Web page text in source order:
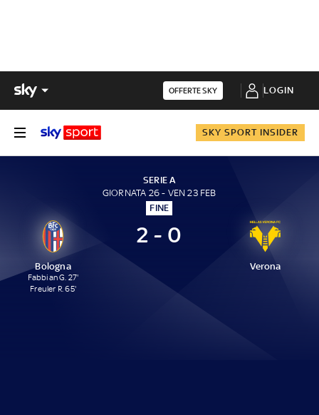
OFFERTE SKY LOGIN
SKY SPORT INSIDER
SERIE A
GIORNATA 26 - VEN 23 FEB
FINE
Bologna
Fabbian G. 27'
Freuler R. 65'
2 - 0
Verona